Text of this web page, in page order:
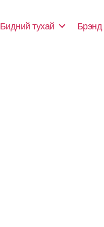
Бидний тухай Брэнд